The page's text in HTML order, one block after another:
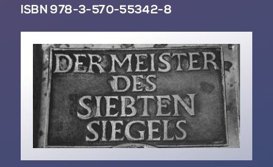
ISBN 978-3-570-55342-8